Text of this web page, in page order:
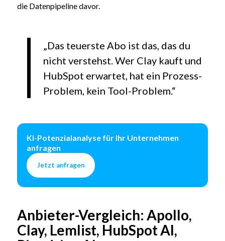
die Datenpipeline davor.
„Das teuerste Abo ist das, das du
nicht verstehst. Wer Clay kauft und
HubSpot erwartet, hat ein Prozess-
Problem, kein Tool-Problem.“
KI-Potenzialanalyse für Ihr Unternehmen
anfragen
Jetzt anfragen
Anbieter-Vergleich: Apollo,
Clay, Lemlist, HubSpot AI,